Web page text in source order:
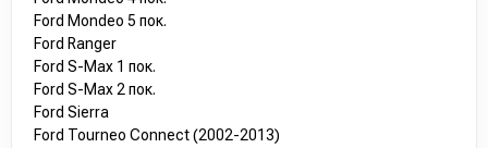
Ford Mondeo 5 пок.
Ford Ranger
Ford S-Max 1 пок.
Ford S-Max 2 пок.
Ford Sierra
Ford Tourneo Connect (2002-2013)